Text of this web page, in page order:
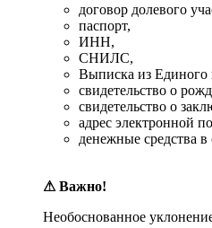
договор долевого
паспорт,
ИНН,
СНИЛС,
Выписка из Единого
свидетельство о
свидетельство о
адрес электронной
денежные средства
⚠ Важно!
Необоснованное